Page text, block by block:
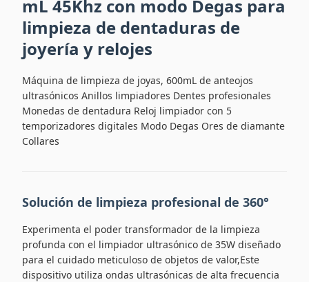
mL 45Khz con modo Degas para
limpieza de dentaduras de
joyería y relojes
Máquina de limpieza de joyas, 600mL de anteojos
ultrasónicos Anillos limpiadores Dentes profesionales
Monedas de dentadura Reloj limpiador con 5
temporizadores digitales Modo Degas Ores de diamante
Collares
Solución de limpieza profesional de 360°
Experimenta el poder transformador de la limpieza
profunda con el limpiador ultrasónico de 35W diseñado
para el cuidado meticuloso de objetos de valor,Este
dispositivo utiliza ondas ultrasónicas de alta frecuencia